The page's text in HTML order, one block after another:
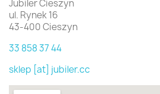
Jubiler Cieszyn
ul. Rynek 16
43-400 Cieszyn
33 858 37 44
sklep [at] jubiler.cc